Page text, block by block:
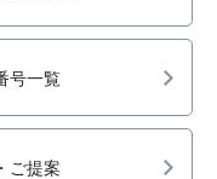
号一覧
ご提案